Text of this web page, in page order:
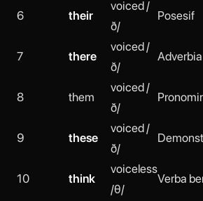
6 their
voiced /
ð/
Posesif
7 there
voiced /
ð/
Adverbia
8 them
voiced /
ð/
9 these
voiced /
ð/
10 think
voiceless
/θ/
Verba